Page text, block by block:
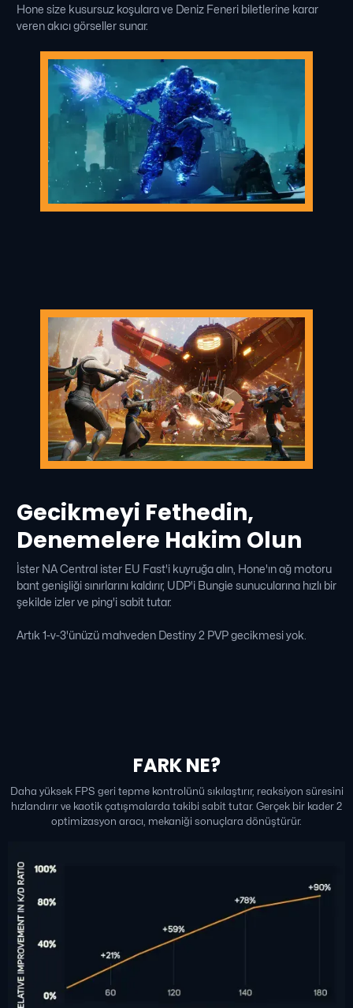
Hone size kusursuz koşulara ve Deniz Feneri biletlerine karar
veren akıcı görseller sunar.
Gecikmeyi Fethedin,
Denemelere Hakim Olun
İster NA Central ister EU Fast'i kuyruğa alın, Hone'ın ağ motoru
bant genişliği sınırlarını kaldırır, UDP'i Bungie sunucularına hızlı bir
şekilde izler ve ping'i sabit tutar.
Artık 1-v-3'ünüzü mahveden Destiny 2 PVP gecikmesi yok.
FARK NE?
Daha yüksek FPS geri tepme kontrolünü sıkılaştırır, reaksiyon süresini
hızlandırır ve kaotik çatışmalarda takibi sabit tutar. Gerçek bir kader 2
optimizasyon aracı, mekaniği sonuçlara dönüştürür.